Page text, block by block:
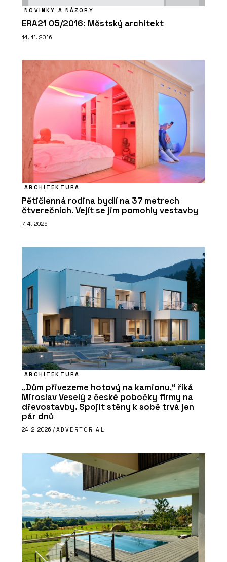
NOVINKY A NÁZORY
ERA21 05/2016: Městský architekt
14. 11. 2016
ARCHITEKTURA
Pětičlenná rodina bydlí na 37 metrech
čtverečních. Vejít se jim pomohly vestavby
7. 4. 2026
ARCHITEKTURA
„Dům přivezeme hotový na kamionu,“ říká
Miroslav Veselý z české pobočky firmy na
dřevostavby. Spojit stěny k sobě trvá jen
pár dnů
24. 2. 2026 / ADVERTORIAL